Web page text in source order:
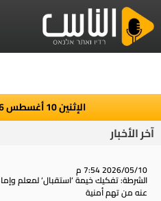
الإثنين 10 أغسطس 2026
آخر الأخبار
2026/05/10 7:54 م
الشرطة: تفكيك خيمة ‘استقبال‘ لمعلم
عنه من تهم أمنية